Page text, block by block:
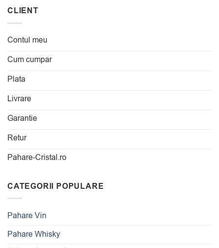
CLIENT
Contul meu
Cum cumpar
Plata
Livrare
Garantie
Retur
Pahare-Cristal.ro
CATEGORII POPULARE
Pahare Vin
Pahare Whisky